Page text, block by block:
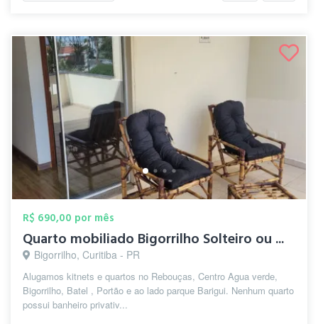
R$ 690,00 por mês
Quarto mobiliado Bigorrilho Solteiro ou ...
Bigorrilho, Curitiba - PR
Alugamos kitnets e quartos no Rebouças, Centro Agua verde,
Bigorrilho, Batel , Portão e ao lado parque Barigui. Nenhum quarto
possui banheiro privativ...